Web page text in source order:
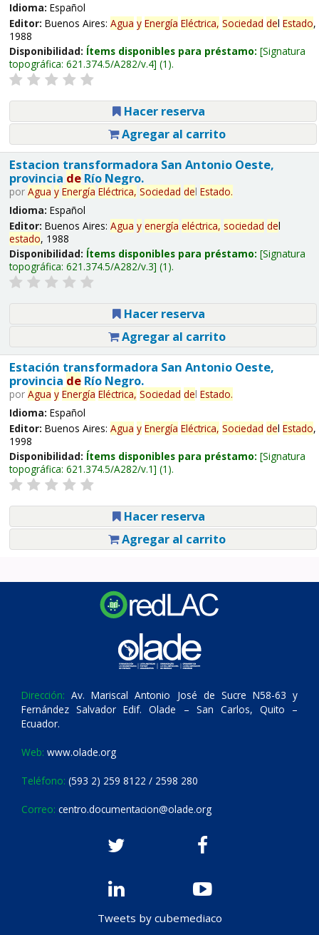
Idioma: Español
Editor: Buenos Aires: Agua y Energía Eléctrica, Sociedad del Estado,
1988
Disponibilidad: Ítems disponibles para préstamo: Signatura
topográfica: 621.374.5/A282/v.4 (1).
Hacer reserva
Agregar al carrito
Estacion transformadora San Antonio Oeste,
provincia deRío Negro.
por Agua y Energía Eléctrica, Sociedad del Estado.
Idioma: Español
Editor: Buenos Aires: Agua y energía eléctrica, sociedad del
estado, 1988
Disponibilidad: Ítems disponibles para préstamo: Signatura
topográfica: 621.374.5/A282/v.3 (1).
Hacer reserva
Agregar al carrito
Estación transformadora San Antonio Oeste,
provincia deRío Negro.
por Agua y Energía Eléctrica, Sociedad del Estado.
Idioma: Español
Editor: Buenos Aires: Agua y Energía Eléctrica, Sociedad del Estado,
1998
Disponibilidad: Ítems disponibles para préstamo: Signatura
topográfica: 621.374.5/A282/v.1 (1).
Hacer reserva
Agregar al carrito
Dirección: Av. Mariscal Antonio José de Sucre N58-63 y
Fernández Salvador Edif. Olade – San Carlos, Quito –
Ecuador.
Web: www.olade.org
Teléfono: (593 2) 259 8122 / 2598 280
Correo: centro.documentacion@olade.org
Tweets by cubemediaco